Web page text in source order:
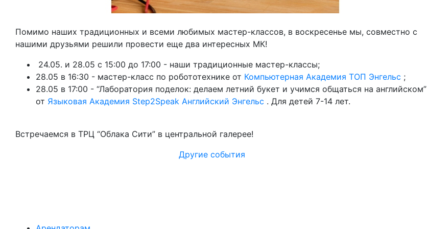
Помимо наших традиционных и всеми любимых мастер-классов, в воскресенье мы, совместно с
нашими друзьями решили провести еще два интересных МК!
24.05. и 28.05 с 15:00 до 17:00 - наши традиционные мастер-классы;
28.05 в 16:30 - мастер-класс по робототехнике от Компьютерная Академия TOП Энгельс ;
28.05 в 17:00 - “Лаборатория поделок: делаем летний букет и учимся общаться на английском”
от Языковая Академия Step2Speak Английский Энгельс . Для детей 7-14 лет.
Встречаемся в ТРЦ “Облака Сити” в центральной галерее!
Другие события